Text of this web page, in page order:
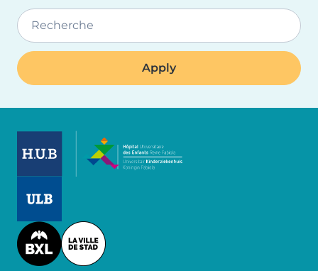
Recherche
Image